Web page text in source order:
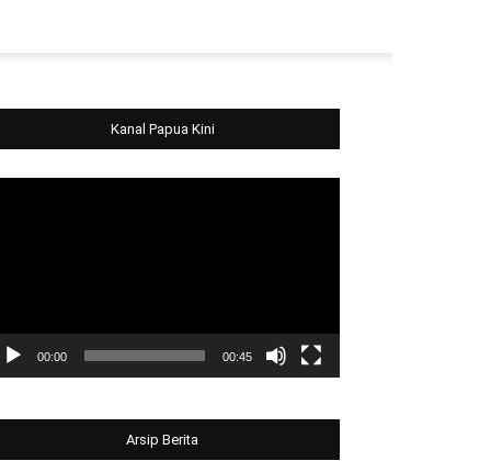
Kanal Papua Kini
00:00 00:45
Arsip Berita